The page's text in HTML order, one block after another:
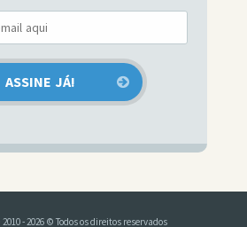
2010 - 2026 © Todos os direitos reservados